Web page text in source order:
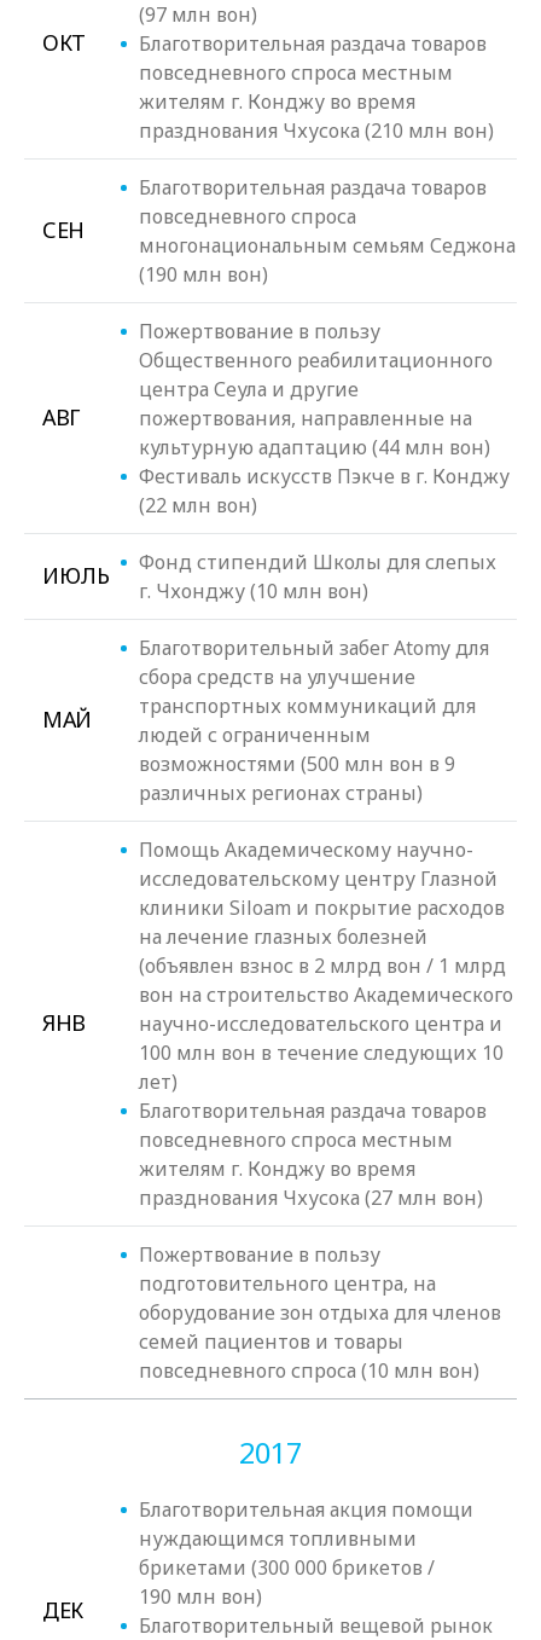
ОКТ
(97 млн вон)
Благотворительная раздача товаров
повседневного спроса местным
жителям г. Конджу во время
празднования Чхусока (210 млн вон)
СЕН
Благотворительная раздача товаров
повседневного спроса
многонациональным семьям Седжона
(190 млн вон)
АВГ
Пожертвование в пользу
Общественного реабилитационного
центра Сеула и другие
пожертвования, направленные на
культурную адаптацию (44 млн вон)
Фестиваль искусств Пэкче в г. Конджу
(22 млн вон)
ИЮЛЬ
Фонд стипендий Школы для слепых
г. Чхонджу (10 млн вон)
МАЙ
Благотворительный забег Atomy для
сбора средств на улучшение
транспортных коммуникаций для
людей с ограниченным
возможностями (500 млн вон в 9
различных регионах страны)
ЯНВ
Помощь Академическому научно-
исследовательскому центру Глазной
клиники Siloam и покрытие расходов
на лечение глазных болезней
(объявлен взнос в 2 млрд вон / 1 млрд
вон на строительство Академического
научно-исследовательского центра и
100 млн вон в течение следующих 10
лет)
Благотворительная раздача товаров
повседневного спроса местным
жителям г. Конджу во время
празднования Чхусока (27 млн вон)
Пожертвование в пользу
подготовительного центра, на
оборудование зон отдыха для членов
семей пациентов и товары
повседневного спроса (10 млн вон)
2017
ДЕК
Благотворительная акция помощи
нуждающимся топливными
брикетами (300 000 брикетов /
190 млн вон)
Благотворительный вещевой рынок